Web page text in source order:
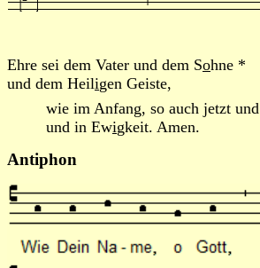
Ehre sei dem Vater und dem Sohne *
und dem Heiligen Geiste,
wie im Anfang, so auch jetzt und
und in Ewigkeit. Amen.
Antiphon